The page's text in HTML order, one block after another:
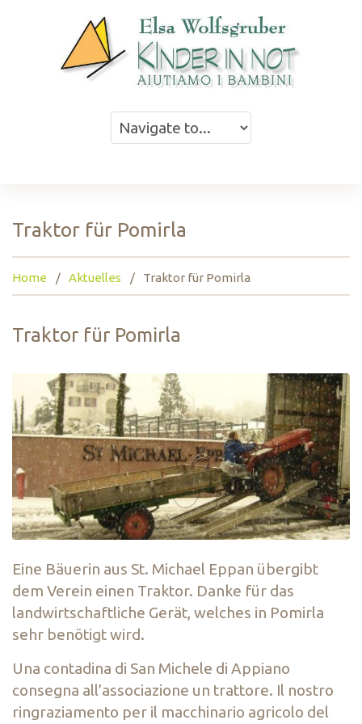
Traktor für Pomirla
Home Aktuelles Traktor für Pomirla
Traktor für Pomirla
Eine Bäuerin aus St. Michael Eppan übergibt
dem Verein einen Traktor. Danke für das
landwirtschaftliche Gerät, welches in Pomirla
sehr benötigt wird.
Una contadina di San Michele di Appiano
consegna all’associazione un trattore. Il nostro
ringraziamento per il macchinario agricolo del